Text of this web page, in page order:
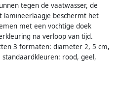
tegen de vaatwasser, de
lamineerlaagje beschermt het
met een vochtige doek
na verloop van tijd.
3 formaten: diameter 2, 5 cm,
rood, geel,